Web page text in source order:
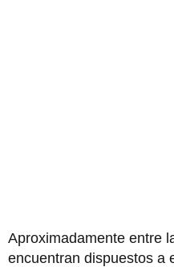
Aproximadamente entre
encuentran dispuestos a